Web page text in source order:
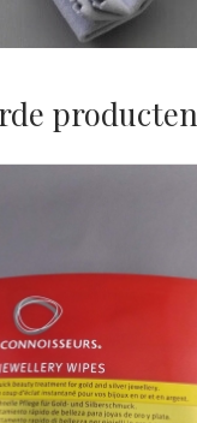
producten